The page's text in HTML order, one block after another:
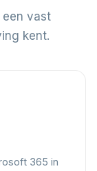
vast
kent.
365 in